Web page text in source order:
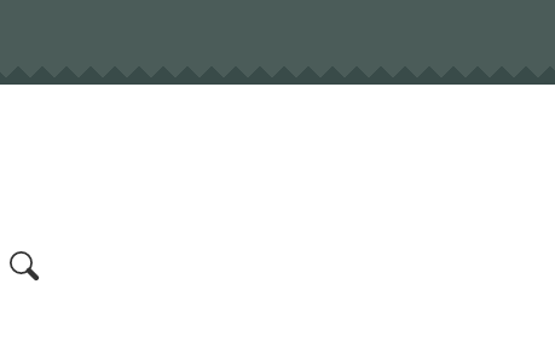
search